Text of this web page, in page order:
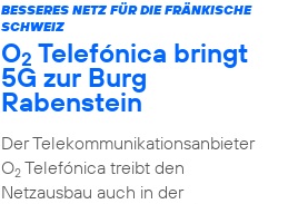
BESSERES NETZ FÜR DIE FRÄNKISCHE
SCHWEIZ
O2 Telefónica bringt
5G zur Burg
Rabenstein
Der Telekommunikationsanbieter
O2Telefónica treibt den
Netzausbau auch in der